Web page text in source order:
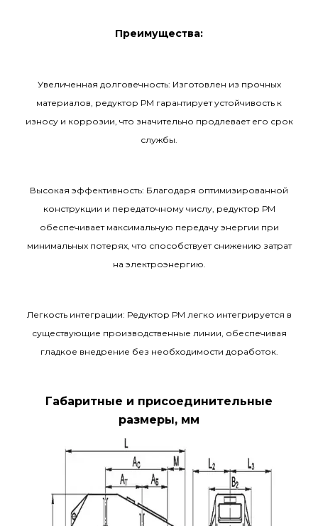
Преимущества:
Увеличенная долговечность: Изготовлен из прочных
материалов, редуктор РМ гарантирует устойчивость к
износу и коррозии, что значительно продлевает его срок
службы.
Высокая эффективность: Благодаря оптимизированной
конструкции и передаточному числу, редуктор РМ
обеспечивает максимальную передачу энергии при
минимальных потерях, что способствует снижению затрат
на электроэнергию.
Легкость интеграции: Редуктор РМ легко интегрируется в
существующие производственные линии, обеспечивая
гладкое внедрение без необходимости доработок.
Габаритные и присоединительные
размеры, мм